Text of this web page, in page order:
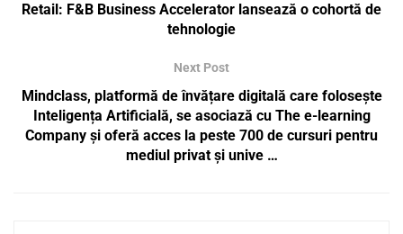
Retail: F&B Business Accelerator lansează o cohortă de
tehnologie
Next Post
Mindclass, platformă de învățare digitală care folosește
Inteligența Artificială, se asociază cu The e-learning
Company și oferă acces la peste 700 de cursuri pentru
mediul privat și unive …